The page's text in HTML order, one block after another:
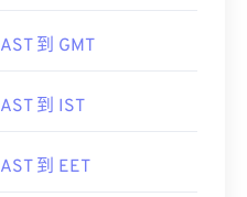
AST 到 GMT
AST 到 IST
AST 到 EET